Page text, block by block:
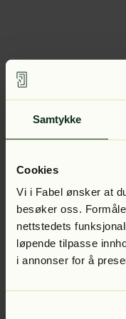
Samtykke
Cookies
Vi i Fabel ønsker at
besøker oss.
nettstedets
løpende tilpasse
i annonser for å